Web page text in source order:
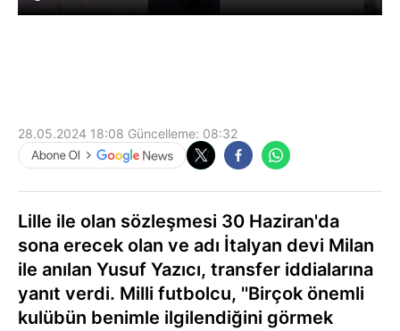
28.05.2024 18:08 Güncelleme: 08:32
Lille ile olan sözleşmesi 30 Haziran'da
sona erecek olan ve adı İtalyan devi Milan
ile anılan Yusuf Yazıcı, transfer iddialarına
yanıt verdi. Milli futbolcu, ''Birçok önemli
kulübün benimle ilgilendiğini görmek